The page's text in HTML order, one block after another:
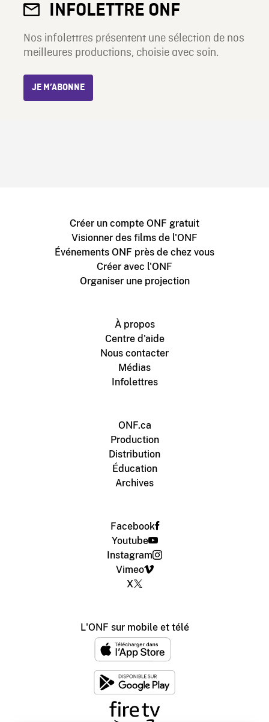
INFOLETTRE ONF
Nos infolettres présentent une sélection de nos
meilleures productions, choisie avec soin.
JE M’ABONNE
Créer un compte ONF gratuit
Visionner des films de l'ONF
Événements ONF près de chez vous
Créer avec l'ONF
Organiser une projection
À propos
Centre d'aide
Nous contacter
Médias
Infolettres
ONF.ca
Production
Distribution
Éducation
Archives
Facebook
Youtube
Instagram
Vimeo
X
L'ONF sur mobile et télé